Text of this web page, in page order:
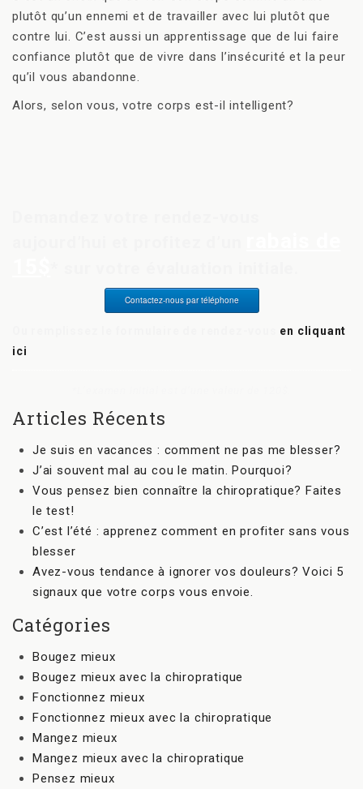
plutôt qu’un ennemi et de travailler avec lui plutôt que
contre lui. C’est aussi un apprentissage que de lui faire
confiance plutôt que de vivre dans l’insécurité et la peur
qu’il vous abandonne.
Alors, selon vous, votre corps est-il intelligent?
Contactez-nous par téléphone
en cliquant
ici
Articles Récents
Je suis en vacances : comment ne pas me blesser?
J’ai souvent mal au cou le matin. Pourquoi?
Vous pensez bien connaître la chiropratique? Faites
le test!
C’est l’été : apprenez comment en profiter sans vous
blesser
Avez-vous tendance à ignorer vos douleurs? Voici 5
signaux que votre corps vous envoie.
Catégories
Bougez mieux
Bougez mieux avec la chiropratique
Fonctionnez mieux
Fonctionnez mieux avec la chiropratique
Mangez mieux
Mangez mieux avec la chiropratique
Pensez mieux